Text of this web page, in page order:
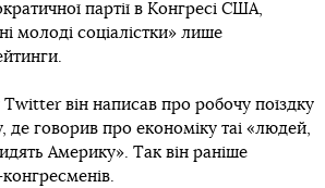
партії в Конгресі США,
молоді соціалістки» лише
Twitter він написав про робочу поїздку
де говорив про економіку таі «людей,
Америку». Так він раніше